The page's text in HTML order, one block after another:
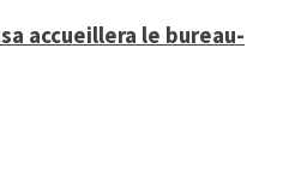
accueillera le bureau-